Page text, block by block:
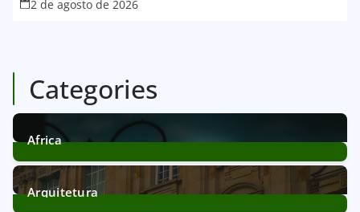
2 de agosto de 2026
Categories
Africa
12Posts
Arquitetura